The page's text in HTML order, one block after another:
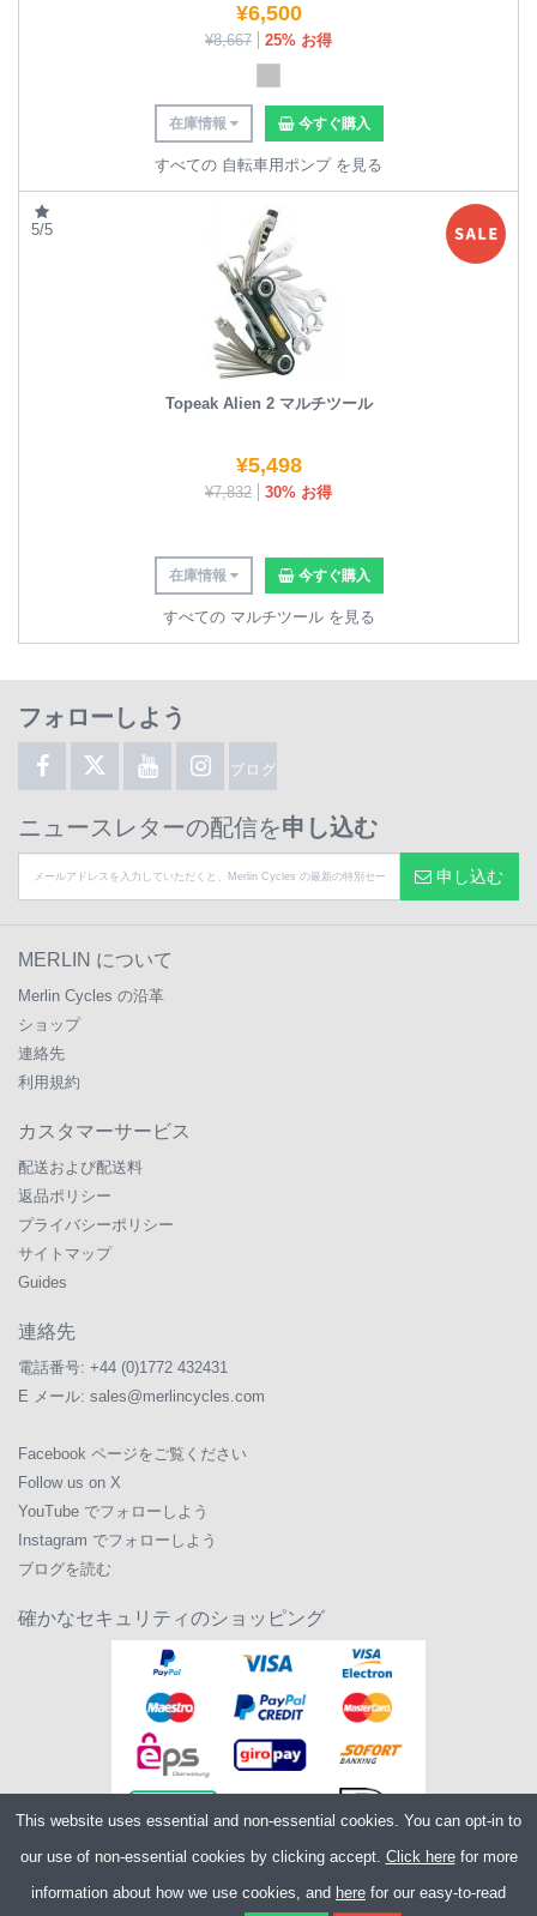
¥6,500
¥8,667 25% お得
在庫情報 今すぐ購入
すべての 自転車用ポンプ を見る
5/5
Topeak Alien 2 マルチツール
¥5,498
¥7,832 30% お得
在庫情報 今すぐ購入
すべての マルチツール を見る
フォローしよう
ブログ
ニュースレターの配信を申し込む
申し込む
MERLIN について
Merlin Cycles の沿革
ショップ
連絡先
利用規約
カスタマーサービス
配送および配送料
返品ポリシー
プライバシーポリシー
サイトマップ
Guides
連絡先
電話番号: +44 (0)1772 432431
E メール: sales@merlincycles.com
Facebook ページをご覧ください
Follow us on X
YouTube でフォローしよう
Instagram でフォローしよう
ブログを読む
確かなセキュリティのショッピング
Merlin Cycles Ltd., Unit A4 Buckshaw Link, Ordnance Road,
This website uses essential and non-essential cookies. You can opt-in to
our use of non-essential cookies by clicking accept. Click herefor more
information about how we use cookies, and here for our easy-to-read